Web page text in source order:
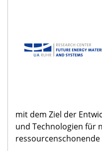
mit dem Ziel der
und Technologien für
ressourcenschonende